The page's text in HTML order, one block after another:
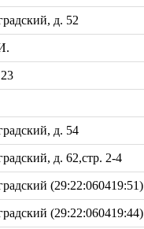
д. 52
д. 54
д. 62,стр. 2-4
(29:22:060419:51)
(29:22:060419:44)